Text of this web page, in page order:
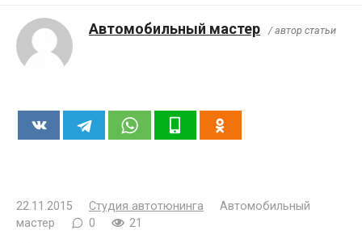
Автомобильный мастер / автор статьи
22.11.2015 Студия автотюнинга
Автомобильный
мастер
0 21